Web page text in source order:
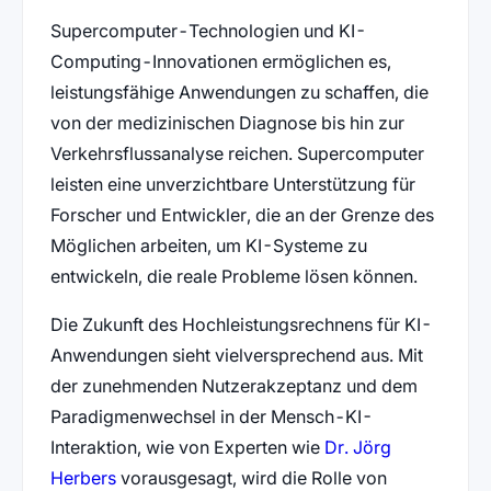
Supercomputer-Technologien und KI-
Computing-Innovationen ermöglichen es,
leistungsfähige Anwendungen zu schaffen, die
von der medizinischen Diagnose bis hin zur
Verkehrsflussanalyse reichen. Supercomputer
leisten eine unverzichtbare Unterstützung für
Forscher und Entwickler, die an der Grenze des
Möglichen arbeiten, um KI-Systeme zu
entwickeln, die reale Probleme lösen können.
Die Zukunft des Hochleistungsrechnens für KI-
Anwendungen sieht vielversprechend aus. Mit
der zunehmenden Nutzerakzeptanz und dem
Paradigmenwechsel in der Mensch-KI-
Interaktion, wie von Experten wie Dr. Jörg
Herbers(öffnet in neuem Tab)
vorausgesagt, wird die Rolle von